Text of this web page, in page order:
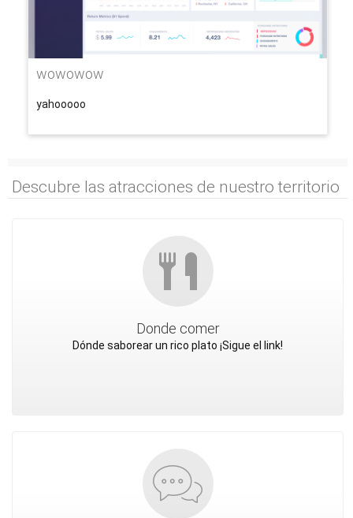
wowowow
yahooooo
Descubre las atracciones de nuestro territorio
Donde comer
Dónde saborear un rico plato ¡Sigue el link!